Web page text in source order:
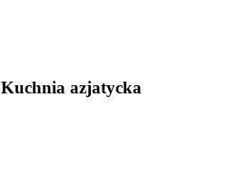
Kuchnia azjatycka